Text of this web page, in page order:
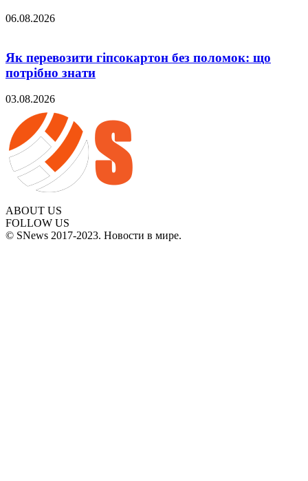
06.08.2026
Як перевозити гіпсокартон без поломок: що
потрібно знати
03.08.2026
ABOUT US
FOLLOW US
© SNews 2017-2023. Новости в мире.